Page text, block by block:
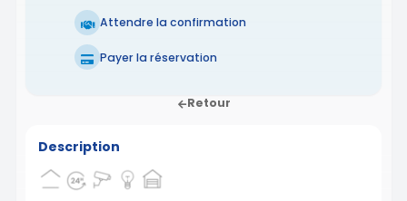
Attendre la confirmation
Payer la réservation
Retour
Description